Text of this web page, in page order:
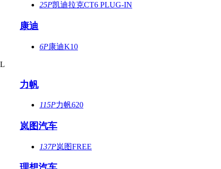
25P凯迪拉克CT6 PLUG-IN
康迪
6P康迪K10
L
力帆
115P力帆620
岚图汽车
137P岚图FREE